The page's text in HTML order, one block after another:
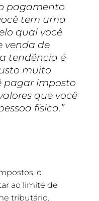
pagamento
tem uma
qual você
venda de
tendência é
muito
pagar imposto
que você
física.”
o
ao limite de
tributário.